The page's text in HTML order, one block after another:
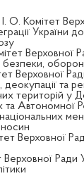
О. Комітет
України до
Верховної
безпеки,
Верховної
та
територій у
та Автономної
Верховної
Ради